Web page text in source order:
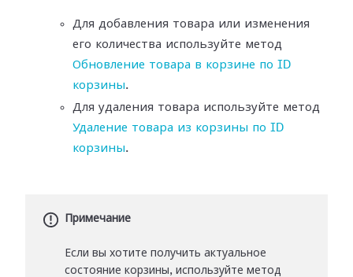
Для добавления товара или изменения
его количества используйте метод
Обновление товара в корзине по ID
корзины.
Для удаления товара используйте метод
Удаление товара из корзины по ID
корзины.
Примечание
Если вы хотите получить актуальное
состояние корзины, используйте метод